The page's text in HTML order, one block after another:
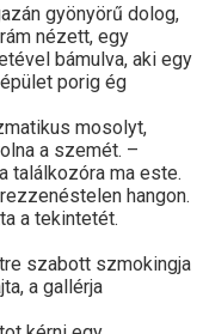
gyönyörű dolog,
nézett, egy
bámulva, aki egy
porig ég
mosolyt,
a szemét. –
találkozóra ma este.
hangon.
a tekintetét.
szabott szmokingja
a gallérja